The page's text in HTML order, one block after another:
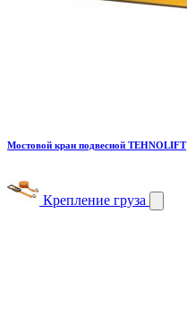
Мостовой кран подвесной TEHNOLIFT
Крепление груза